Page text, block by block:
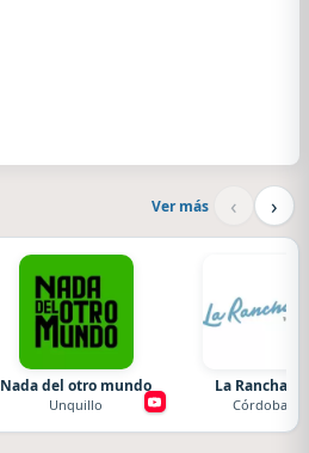
Ver más ‹ ›
Nada del otro mundo
Unquillo
La Ranchada
Córdoba